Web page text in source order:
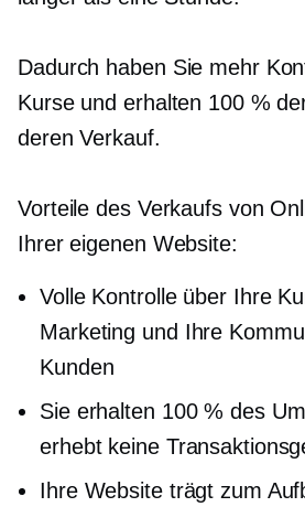
Dadurch haben Sie mehr
Kurse und erhalten 100 %
deren Verkauf.
Vorteile des Verkaufs von
Ihrer eigenen Website:
Volle Kontrolle über Ihre
Marketing und Ihre
Kunden
Sie erhalten 100 % des
erhebt keine
Ihre Website trägt zum